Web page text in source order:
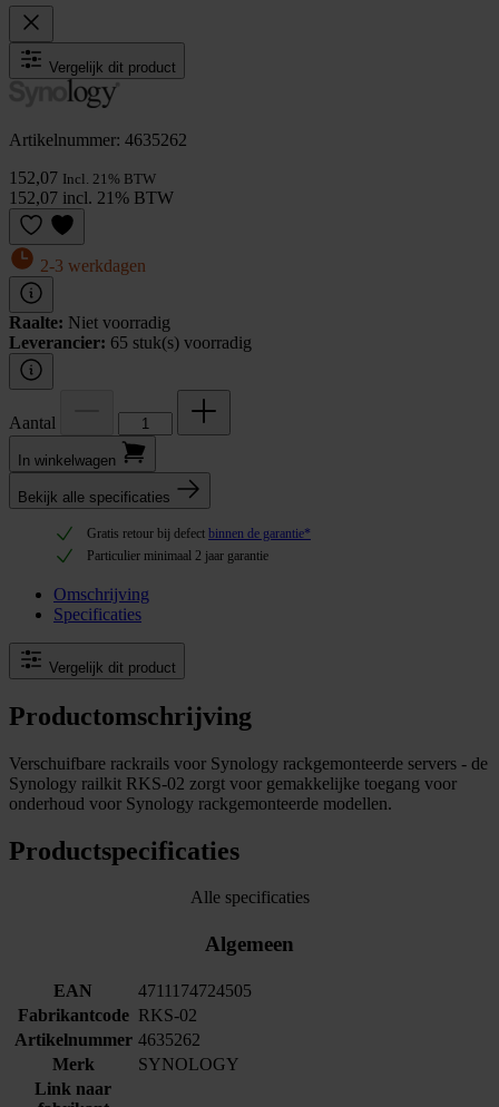
Vergelijk dit product
Artikelnummer: 4635262
152,07 Incl. 21% BTW
152,07 incl. 21% BTW
2-3 werkdagen
Raalte: Niet voorradig
Leverancier: 65 stuk(s) voorradig
Aantal
In winkel­wagen
Bekijk alle specificaties
Gratis retour bij defect binnen de garantie*
Particulier minimaal 2 jaar garantie
Omschrijving
Specificaties
Vergelijk dit product
Productomschrijving
Verschuifbare rackrails voor Synology rackgemonteerde servers - de
Synology railkit RKS-02 zorgt voor gemakkelijke toegang voor
onderhoud voor Synology rackgemonteerde modellen.
Productspecificaties
Alle specificaties
Algemeen
EAN
4711174724505
Fabrikantcode RKS-02
Artikelnummer 4635262
Merk
SYNOLOGY
Link naar